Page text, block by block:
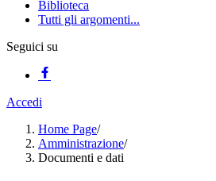
Biblioteca
Tutti gli argomenti...
Seguici su
Accedi
Home Page/
Amministrazione/
Documenti e dati